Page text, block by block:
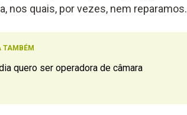
nos quais, por vezes, nem reparamos.
TAMBÉM
quero ser operadora de câmara